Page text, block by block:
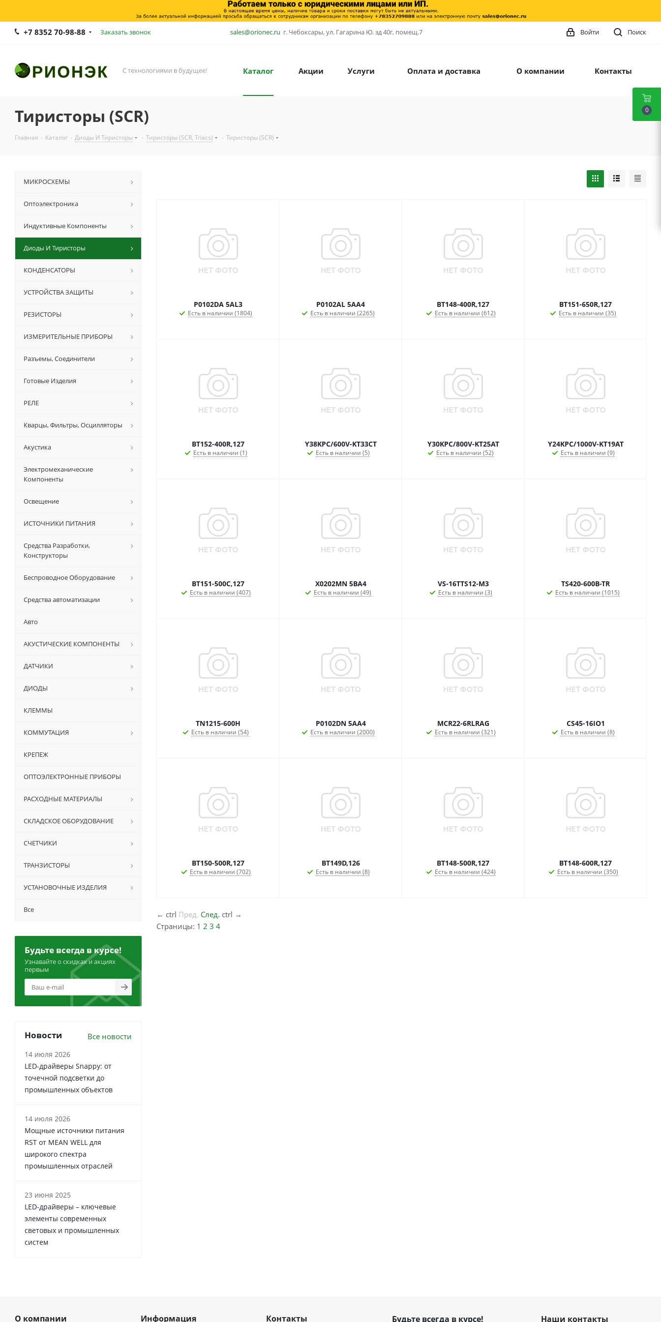
+7 8352 70-98-88 Заказать звонок sales@orionec.ru г. Чебоксары, ул. Гагарина Ю. зд 40г, помещ.7 Поиск
Войти
С технологиями в будущее! Каталог Акции Услуги Оплата и доставка О компании Контакты
Тиристоры (SCR)
Главная - Каталог - Диоды И Тиристоры - Тиристоры (SCR, Triacs) - Тиристоры (SCR)
P0102DA 5AL3
Есть в наличии (1804)
P0102AL 5AA4
Есть в наличии (2265)
BT148-400R,127
Есть в наличии (612)
BT151-650R,127
Есть в наличии (35)
BT152-400R,127
Есть в наличии (1)
Y38KPC/600V-KT33CT
Есть в наличии (5)
Y30KPC/800V-KT25AT
Есть в наличии (52)
Y24KPC/1000V-KT19AT
Есть в наличии (9)
BT151-500C,127
Есть в наличии (407)
X0202MN 5BA4
Есть в наличии (49)
VS-16TTS12-M3
Есть в наличии (3)
TS420-600B-TR
Есть в наличии (1015)
TN1215-600H
Есть в наличии (54)
P0102DN 5AA4
Есть в наличии (2000)
MCR22-6RLRAG
Есть в наличии (321)
CS45-16IO1
Есть в наличии (8)
BT150-500R,127
Есть в наличии (702)
BT149D,126
Есть в наличии (8)
BT148-500R,127
Есть в наличии (424)
BT148-600R,127
Есть в наличии (350)
← ctrl Пред. След. ctrl →
Страницы: 1 2 3 4
МИКРОСХЕМЫ
Оптоэлектроника
Индуктивные Компоненты
Диоды И Тиристоры
КОНДЕНСАТОРЫ
УСТРОЙСТВА ЗАЩИТЫ
РЕЗИСТОРЫ
ИЗМЕРИТЕЛЬНЫЕ ПРИБОРЫ
Разъемы, Соединители
Готовые Изделия
РЕЛЕ
Кварцы, Фильтры, Осцилляторы
Акустика
Электромеханические
Компоненты
Освещение
ИСТОЧНИКИ ПИТАНИЯ
Средства Разработки,
Конструкторы
Беспроводное Оборудование
Средства автоматизации
Авто
АКУСТИЧЕСКИЕ КОМПОНЕНТЫ
ДАТЧИКИ
ДИОДЫ
КЛЕММЫ
КОММУТАЦИЯ
КРЕПЕЖ
ОПТОЭЛЕКТРОННЫЕ ПРИБОРЫ
РАСХОДНЫЕ МАТЕРИАЛЫ
СКЛАДСКОЕ ОБОРУДОВАНИЕ
СЧЕТЧИКИ
ТРАНЗИСТОРЫ
УСТАНОВОЧНЫЕ ИЗДЕЛИЯ
Все
Будьте всегда в курсе!
Узнавайте о скидках и акциях
первым
Новости Все новости
14 июля 2026
LED-драйверы Snappy: от
точечной подсветки до
промышленных объектов
14 июля 2026
Мощные источники питания
RST от MEAN WELL для
широкого спектра
промышленных отраслей
23 июня 2025
LED-драйверы – ключевые
элементы современных
световых и промышленных
систем
О компании Информация Контакты Будьте всегда в курсе! Наши контакты
0